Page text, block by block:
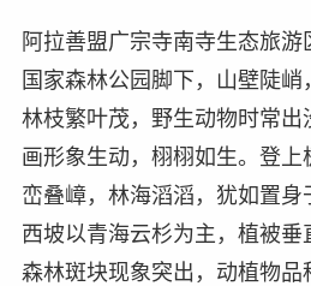
阿拉善盟广宗寺南寺生态旅
国家森林公园脚下，山壁陡
林枝繁叶茂，野生动物时常出
画形象生动，栩栩如生。登
峦叠嶂，林海滔滔，犹如置身
西坡以青海云杉为主，植被垂
森林斑块现象突出，动植物品